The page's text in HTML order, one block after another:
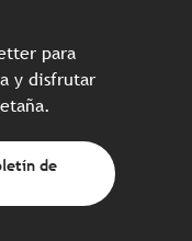
para
y disfrutar
de